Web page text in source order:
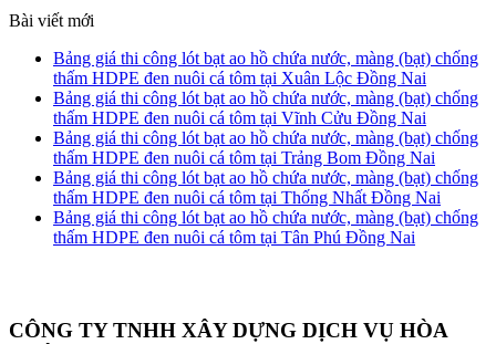
Bài viết mới
Bảng giá thi công lót bạt ao hồ chứa nước, màng (bạt) chống
thấm HDPE đen nuôi cá tôm tại Xuân Lộc Đồng Nai
Bảng giá thi công lót bạt ao hồ chứa nước, màng (bạt) chống
thấm HDPE đen nuôi cá tôm tại Vĩnh Cửu Đồng Nai
Bảng giá thi công lót bạt ao hồ chứa nước, màng (bạt) chống
thấm HDPE đen nuôi cá tôm tại Trảng Bom Đồng Nai
Bảng giá thi công lót bạt ao hồ chứa nước, màng (bạt) chống
thấm HDPE đen nuôi cá tôm tại Thống Nhất Đồng Nai
Bảng giá thi công lót bạt ao hồ chứa nước, màng (bạt) chống
thấm HDPE đen nuôi cá tôm tại Tân Phú Đồng Nai
CÔNG TY TNHH XÂY DỰNG DỊCH VỤ HÒA